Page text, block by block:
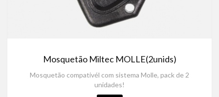
Mosquetão Miltec MOLLE(2unids)
Mosquetão compativél com sistema Molle, pack de 2
unidades!